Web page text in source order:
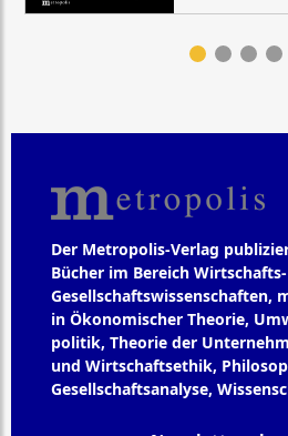
Der Metropolis-Verlag
Bücher im Bereich
Gesellschaftswissenschaften,
in Ökonomischer Theorie,
politik, Theorie der
und Wirtschaftsethik,
Gesellschaftsanalyse,